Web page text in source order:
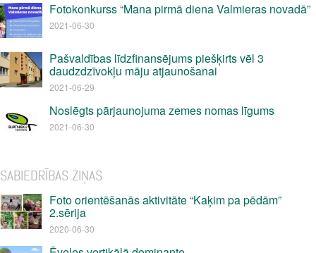
Fotokonkurss “Mana pirmā diena Valmieras novadā”
2021-06-30
Pašvaldības līdzfinansējums piešķirts vēl 3
daudzdzīvokļu māju atjaunošanai
2021-06-29
Noslēgts pārjaunojuma zemes nomas līgums
2021-06-30
SABIEDRĪBAS ZIŅAS
Foto orientēšanās aktivitāte “Kaķim pa pēdām”
2.sērija
2020-06-30